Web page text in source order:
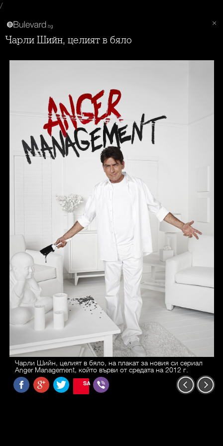
/
Чарли Шийн, целият в бяло
Чарли Шийн, целият в бяло, на плакат за новия си сериал
Anger Management, който върви от средата на 2012 г.
SAVE